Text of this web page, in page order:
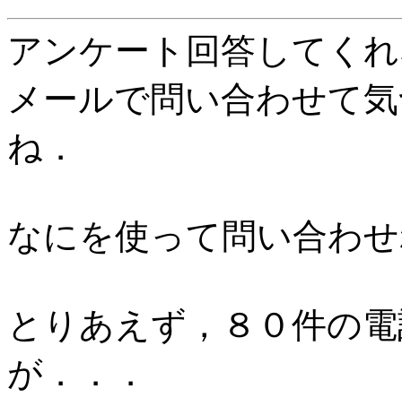
アンケート回答してく
メールで問い合わせて
ね．
なにを使って問い合わ
とりあえず，８０件の
が．．．